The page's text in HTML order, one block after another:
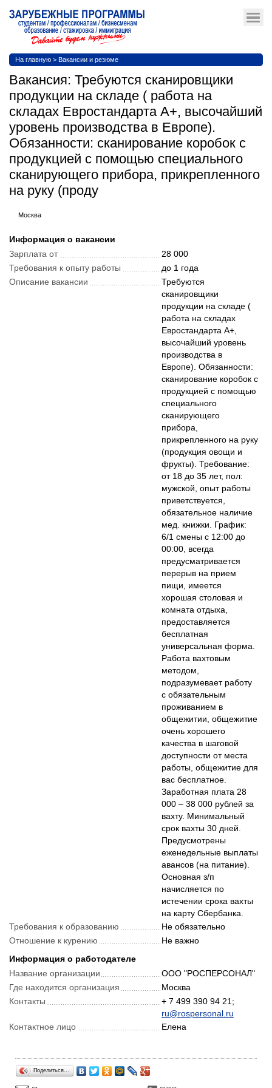
На главную > Вакансии и резюме
Вакансия: Требуются сканировщики
продукции на складе ( работа на
складах Евростандарта А+, высочайший
уровень производства в Европе).
Обязанности: сканирование коробок с
продукцией с помощью специального
сканирующего прибора, прикрепленного
на руку (проду
Москва
Информация о вакансии
Зарплата от
28 000
Требования к опыту работы
до 1 года
Описание вакансии
Требуются
сканировщики
продукции на складе (
работа на складах
Евростандарта А+,
высочайший уровень
производства в
Европе). Обязанности:
сканирование коробок с
продукцией с помощью
специального
сканирующего
прибора,
прикрепленного на руку
(продукция овощи и
фрукты). Требование:
от 18 до 35 лет, пол:
мужской, опыт работы
приветствуется,
обязательное наличие
мед. книжки. График:
6/1 смены с 12:00 до
00:00, всегда
предусматривается
перерыв на прием
пищи, имеется
хорошая столовая и
комната отдыха,
предоставляется
бесплатная
универсальная форма.
Работа вахтовым
методом,
подразумевает работу
с обязательным
проживанием в
общежитии, общежитие
очень хорошего
качества в шаговой
доступности от места
работы, общежитие для
вас бесплатное.
Заработная плата 28
000 – 38 000 рублей за
вахту. Минимальный
срок вахты 30 дней.
Предусмотрены
еженедельные выплаты
авансов (на питание).
Основная з/п
начисляется по
истечении срока вахты
Требования к образованию
Не обязательно
Отношение к курению
Не важно
Информация о работодателе
Название организации
ООО "РОСПЕРСОНАЛ"
Где находится организация
Москва
Контакты
+ 7 499 390 94 21;
ru@rospersonal.ru
Контактное лицо
Елена
Поделиться…